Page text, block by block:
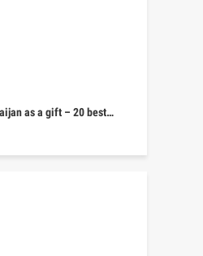
as a gift – 20 best…